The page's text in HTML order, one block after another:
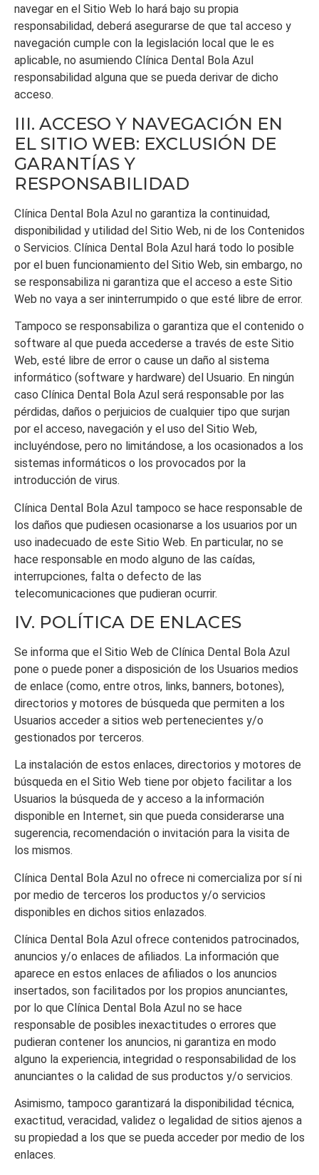
navegar en el Sitio Web lo hará bajo su propia
responsabilidad, deberá asegurarse de que tal acceso y
navegación cumple con la legislación local que le es
aplicable, no asumiendo Clínica Dental Bola Azul
responsabilidad alguna que se pueda derivar de dicho
acceso.
III. ACCESO Y NAVEGACIÓN EN
EL SITIO WEB: EXCLUSIÓN DE
GARANTÍAS Y
RESPONSABILIDAD
Clínica Dental Bola Azul no garantiza la continuidad,
disponibilidad y utilidad del Sitio Web, ni de los Contenidos
o Servicios. Clínica Dental Bola Azul hará todo lo posible
por el buen funcionamiento del Sitio Web, sin embargo, no
se responsabiliza ni garantiza que el acceso a este Sitio
Web no vaya a ser ininterrumpido o que esté libre de error.
Tampoco se responsabiliza o garantiza que el contenido o
software al que pueda accederse a través de este Sitio
Web, esté libre de error o cause un daño al sistema
informático (software y hardware) del Usuario. En ningún
caso Clínica Dental Bola Azul será responsable por las
pérdidas, daños o perjuicios de cualquier tipo que surjan
por el acceso, navegación y el uso del Sitio Web,
incluyéndose, pero no limitándose, a los ocasionados a los
sistemas informáticos o los provocados por la
introducción de virus.
Clínica Dental Bola Azul tampoco se hace responsable de
los daños que pudiesen ocasionarse a los usuarios por un
uso inadecuado de este Sitio Web. En particular, no se
hace responsable en modo alguno de las caídas,
interrupciones, falta o defecto de las
telecomunicaciones que pudieran ocurrir.
IV. POLÍTICA DE ENLACES
Se informa que el Sitio Web de Clínica Dental Bola Azul
pone o puede poner a disposición de los Usuarios medios
de enlace (como, entre otros, links, banners, botones),
directorios y motores de búsqueda que permiten a los
Usuarios acceder a sitios web pertenecientes y/o
gestionados por terceros.
La instalación de estos enlaces, directorios y motores de
búsqueda en el Sitio Web tiene por objeto facilitar a los
Usuarios la búsqueda de y acceso a la información
disponible en Internet, sin que pueda considerarse una
sugerencia, recomendación o invitación para la visita de
los mismos.
Clínica Dental Bola Azul no ofrece ni comercializa por sí ni
por medio de terceros los productos y/o servicios
disponibles en dichos sitios enlazados.
Clínica Dental Bola Azul ofrece contenidos patrocinados,
anuncios y/o enlaces de afiliados. La información que
aparece en estos enlaces de afiliados o los anuncios
insertados, son facilitados por los propios anunciantes,
por lo que Clínica Dental Bola Azul no se hace
responsable de posibles inexactitudes o errores que
pudieran contener los anuncios, ni garantiza en modo
alguno la experiencia, integridad o responsabilidad de los
anunciantes o la calidad de sus productos y/o servicios.
Asimismo, tampoco garantizará la disponibilidad técnica,
exactitud, veracidad, validez o legalidad de sitios ajenos a
su propiedad a los que se pueda acceder por medio de los
enlaces.